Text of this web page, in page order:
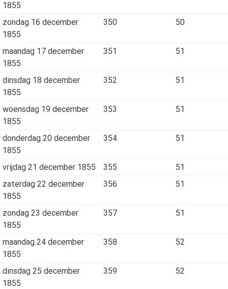
1855
zondag 16 december
1855
350 50
maandag 17 december
1855
351 51
dinsdag 18 december
1855
352 51
woensdag 19 december
1855
353 51
donderdag 20 december
1855
354 51
vrijdag 21 december 1855 355
51
zaterdag 22 december
1855
356 51
zondag 23 december
1855
357 51
maandag 24 december
1855
358 52
dinsdag 25 december
1855
359 52